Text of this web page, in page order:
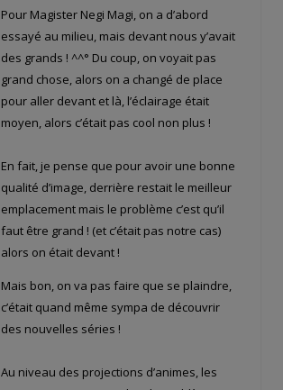
Pour Magister Negi Magi, on a d’abord
essayé au milieu, mais devant nous y’avait
des grands ! ^^° Du coup, on voyait pas
grand chose, alors on a changé de place
pour aller devant et là, l’éclairage était
moyen, alors c’était pas cool non plus !
En fait, je pense que pour avoir une bonne
qualité d’image, derrière restait le meilleur
emplacement mais le problème c’est qu’il
faut être grand ! (et c’était pas notre cas)
alors on était devant !
Mais bon, on va pas faire que se plaindre,
c’était quand même sympa de découvrir
des nouvelles séries !
Au niveau des projections d’animes, les